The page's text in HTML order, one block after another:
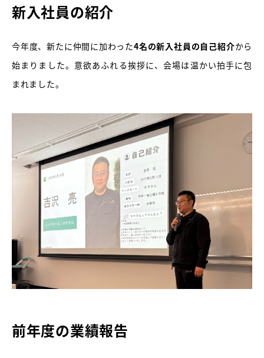
新入社員の紹介
今年度、新たに仲間に加わった4名の新入社員の自己紹介から
始まりました。意欲あふれる挨拶に、会場は温かい拍手に包
まれました。
前年度の業績報告